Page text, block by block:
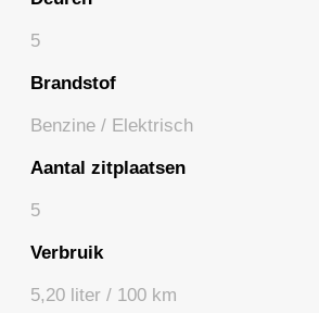
5
Brandstof
Benzine / Elektrisch
Aantal zitplaatsen
5
Verbruik
5,20 liter / 100 km